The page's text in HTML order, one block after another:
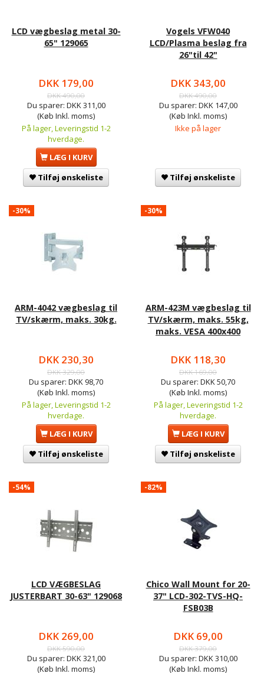
LCD vægbeslag metal 30-
65" 129065
DKK 179,00
DKK 490,00
Du sparer: DKK 311,00
(Køb Inkl. moms)
På lager, Leveringstid 1-2
hverdage.
LÆG I KURV
Tilføj ønskeliste
Vogels VFW040
LCD/Plasma beslag fra
26"til 42"
DKK 343,00
DKK 490,00
Du sparer: DKK 147,00
(Køb Inkl. moms)
Ikke på lager
Tilføj ønskeliste
-30%
ARM-4042 vægbeslag til
TV/skærm, maks. 30kg.
DKK 230,30
DKK 329,00
Du sparer: DKK 98,70
(Køb Inkl. moms)
På lager, Leveringstid 1-2
hverdage.
LÆG I KURV
Tilføj ønskeliste
-30%
ARM-423M vægbeslag til
TV/skærm, maks. 55kg,
maks. VESA 400x400
DKK 118,30
DKK 169,00
Du sparer: DKK 50,70
(Køb Inkl. moms)
På lager, Leveringstid 1-2
hverdage.
LÆG I KURV
Tilføj ønskeliste
-54%
LCD VÆGBESLAG
JUSTERBART 30-63" 129068
DKK 269,00
DKK 590,00
Du sparer: DKK 321,00
(Køb Inkl. moms)
-82%
Chico Wall Mount for 20-
37" LCD-302-TVS-HQ-
FSB03B
DKK 69,00
DKK 379,00
Du sparer: DKK 310,00
(Køb Inkl. moms)